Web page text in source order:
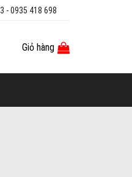
- 0935 418 698
Giỏ hàng